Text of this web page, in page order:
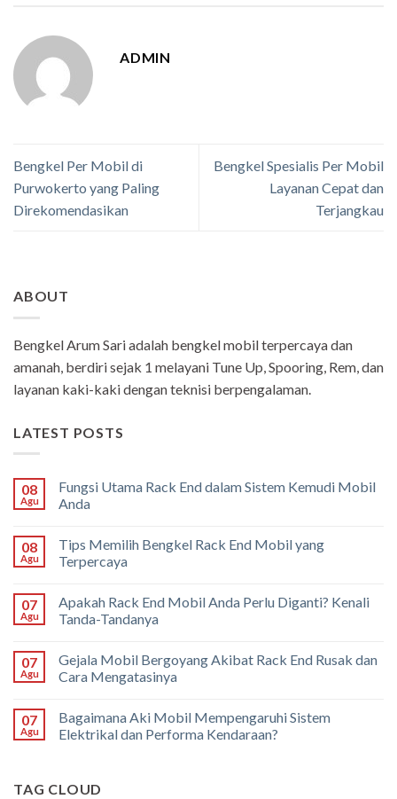
ABOUT
Bengkel Arum Sari adalah bengkel mobil terpercaya dan
amanah, berdiri sejak 1 melayani Tune Up, Spooring, Rem, dan
layanan kaki-kaki dengan teknisi berpengalaman.
LATEST POSTS
08
Agu
Fungsi Utama Rack End dalam Sistem Kemudi Mobil
Anda
08
Agu
Tips Memilih Bengkel Rack End Mobil yang
Terpercaya
07
Agu
Apakah Rack End Mobil Anda Perlu Diganti? Kenali
Tanda-Tandanya
07
Agu
Gejala Mobil Bergoyang Akibat Rack End Rusak dan
Cara Mengatasinya
07
Agu
Bagaimana Aki Mobil Mempengaruhi Sistem
Elektrikal dan Performa Kendaraan?
TAG CLOUD
ADMIN
Bengkel Per Mobil di
Purwokerto yang Paling
Direkomendasikan
Bengkel Spesialis Per Mobil
Layanan Cepat dan
Terjangkau